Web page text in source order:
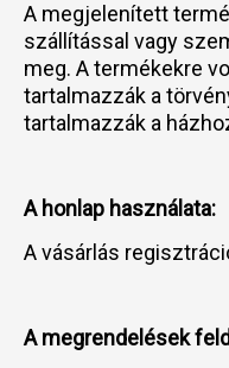
A megjelenített
szállítással vagy
meg. A termékekre
tartalmazzák a
tartalmazzák a
A honlap használata:
A vásárlás
A megrendelések